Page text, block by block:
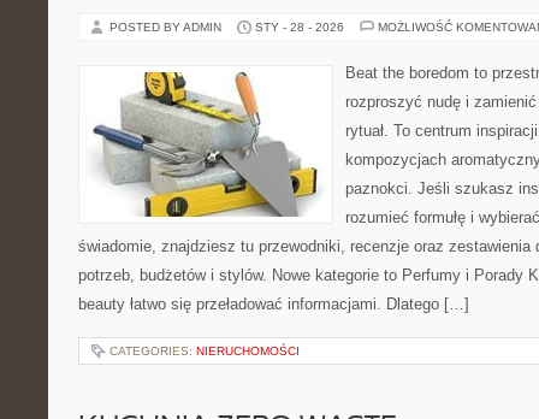
POSTED BY ADMIN STY - 28 - 2026 MOŻLIWOŚĆ
Beat the boredom to
rozproszyć nudę i
rytuał. To centrum
kompozycjach
paznokci. Jeśli szukasz
rozumieć formułę i
świadomie, znajdziesz tu przewodniki, recenzje oraz zestawienia
potrzeb, budżetów i stylów. Nowe kategorie to Perfumy i Porady
beauty łatwo się przeładować informacjami. Dlatego […]
CATEGORIES: NIERUCHOMOŚCI